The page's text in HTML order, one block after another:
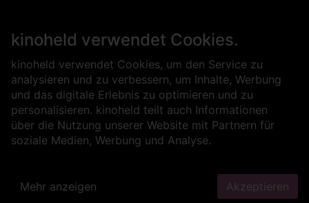
kinoheld verwendet Cookies.
kinoheld verwendet Cookies, um den Service zu
analysieren und zu verbessern, um Inhalte, Werbung
und das digitale Erlebnis zu optimieren und zu
personalisieren. kinoheld teilt auch Informationen
über die Nutzung unserer Website mit Partnern für
soziale Medien, Werbung und Analyse.
Mehr anzeigen Akzeptieren